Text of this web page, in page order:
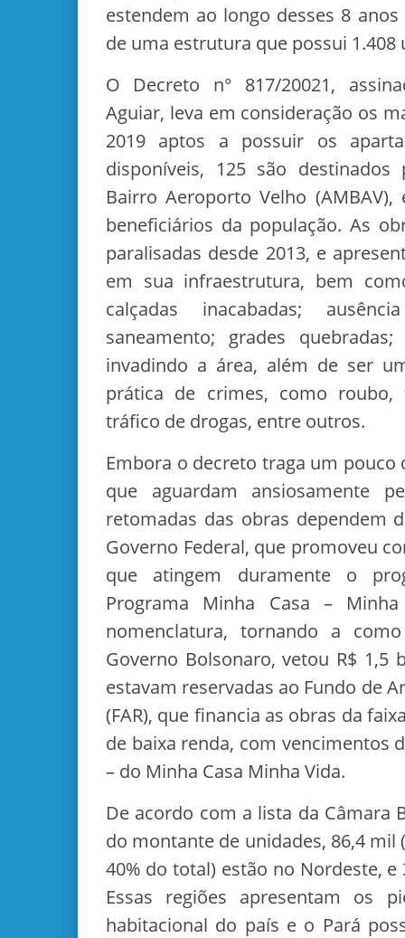
estendem ao longo desses 8
de uma estrutura que possui
O Decreto n° 817/20021,
Aguiar, leva em consideração os
2019 aptos a possuir os
disponíveis, 125 são
Bairro Aeroporto Velho
beneficiários da população. As
paralisadas desde 2013, e
em sua infraestrutura, bem
calçadas inacabadas;
saneamento; grades
invadindo a área, além de ser
prática de crimes, como roubo,
tráfico de drogas, entre outros.
Embora o decreto traga um pouco
que aguardam ansiosamente
retomadas das obras dependem
Governo Federal, que promoveu
que atingem duramente o
Programa Minha Casa –
nomenclatura, tornando a
Governo Bolsonaro, vetou R$ 1,5
estavam reservadas ao Fundo de
(FAR), que financia as obras da
de baixa renda, com vencimentos
– do Minha Casa Minha Vida.
De acordo com a lista da Câmara
do montante de unidades, 86,4 mil
40% do total) estão no Nordeste, e
Essas regiões apresentam os
habitacional do país e o Pará